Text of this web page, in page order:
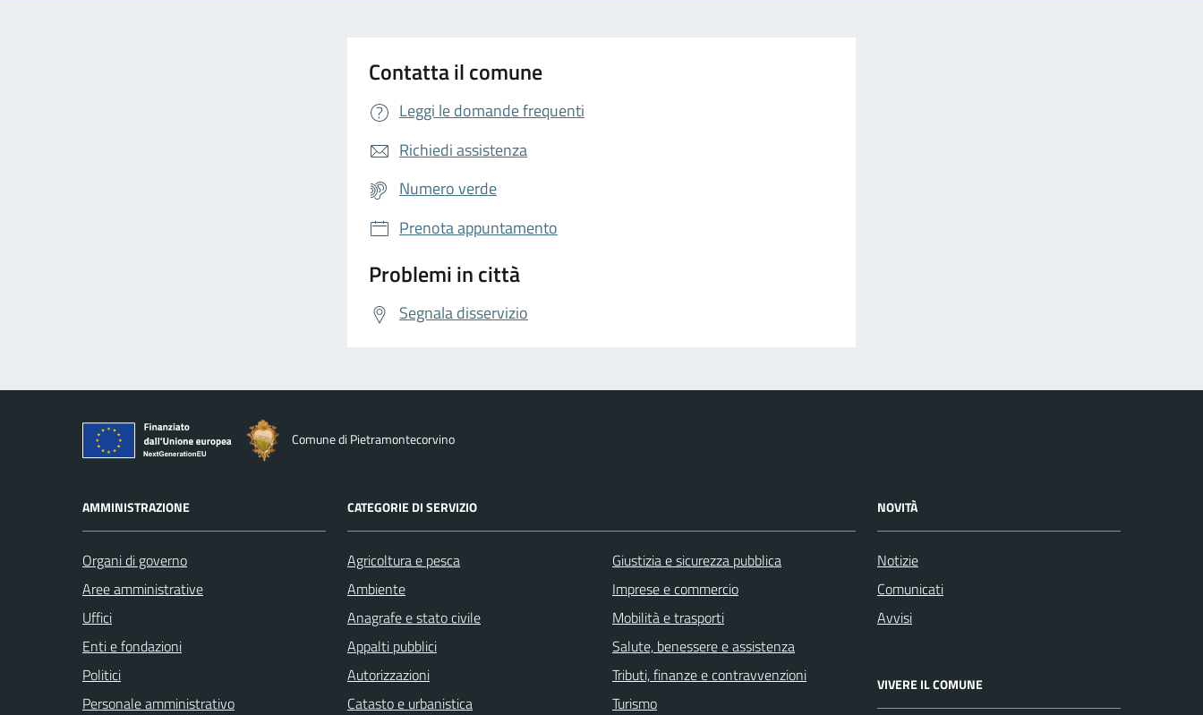
Contatta il comune
Leggi le domande frequenti
Richiedi assistenza
Numero verde
Prenota appuntamento
Problemi in città
Segnala disservizio
Comune di Pietramontecorvino
AMMINISTRAZIONE
Organi di governo
Aree amministrative
Uffici
Enti e fondazioni
Politici
Personale amministrativo
CATEGORIE DI SERVIZIO
Agricoltura e pesca
Ambiente
Anagrafe e stato civile
Appalti pubblici
Autorizzazioni
Catasto e urbanistica
Giustizia e sicurezza pubblica
Imprese e commercio
Mobilità e trasporti
Salute, benessere e assistenza
Tributi, finanze e contravvenzioni
Turismo
NOVITÀ
Notizie
Comunicati
Avvisi
VIVERE IL COMUNE